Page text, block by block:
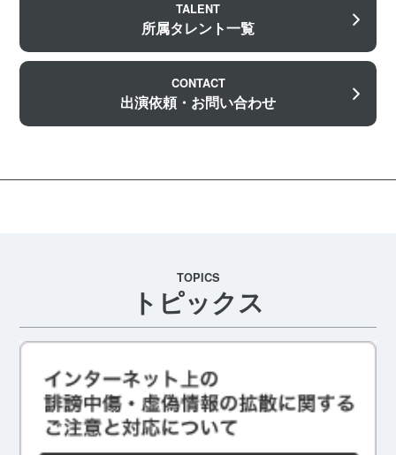
TALENT
所属タレント一覧
CONTACT
出演依頼・お問い合わせ
TOPICS
トピックス